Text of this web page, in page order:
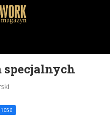
specjalnych
1056